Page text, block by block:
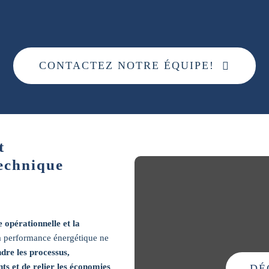
CONTACTEZ NOTRE ÉQUIPE!
opérationnelle et la
énergétique ne
les processus,
et de relier les économies